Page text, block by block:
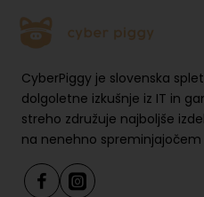
CyberPiggy je slovenska
dolgoletne izkušnje iz IT in
streho združuje najboljše
na nenehno spreminjajočem